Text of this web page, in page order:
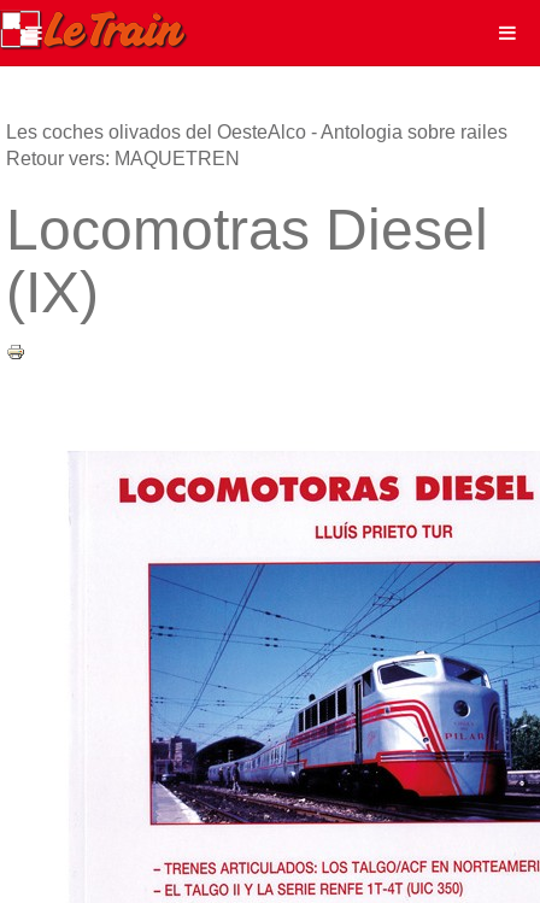
Les coches olivados del OesteAlco - Antologia sobre railes
Retour vers: MAQUETREN
Locomotras Diesel
(IX)